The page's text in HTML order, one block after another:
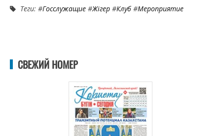
Теги: #Госслужащие #Жігер #Клуб #Мероприятие
СВЕЖИЙ НОМЕР